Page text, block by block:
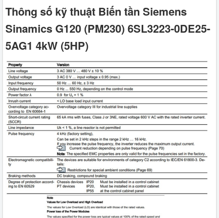
Thông số kỹ thuật Biến tần Siemens
Sinamics G120 (PM230) 6SL3223-0DE25-
5AG1 4kW (5HP)